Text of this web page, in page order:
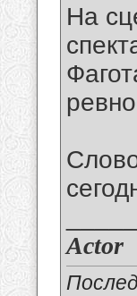
На
Actor